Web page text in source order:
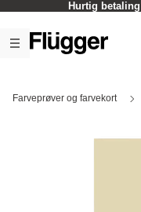
Hurtig
Farveprøver og farvekort